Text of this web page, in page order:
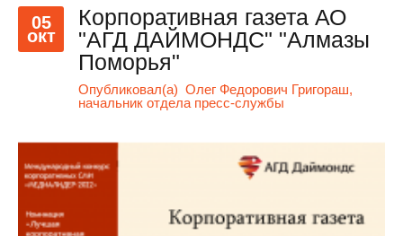
05
окт
Корпоративная газета АО
"АГД ДАЙМОНДС" "Алмазы
Поморья"
Опубликовал(а) Олег Федорович Григораш,
начальник отдела пресс-службы